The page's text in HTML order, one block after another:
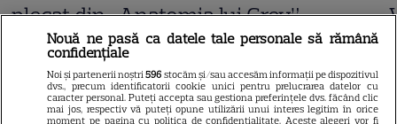
plecat din „Anatomia lui Grey”.
Discuția cu Shonda Rhimes
care a schimbat totul pentru
Cristina Yang
Nouă ne pasă ca datele tale personale să rămână
confidențiale
Noi și partenerii noștri596 stocăm și/sau accesăm informații pe dispozitivul
dvs., precum identificatorii cookie unici pentru prelucrarea datelor cu
caracter personal. Puteți accepta sau gestiona preferințele dvs. făcând clic
mai jos, respectiv vă puteți opune utilizării unui interes legitim în orice
moment pe pagina cu politica de confidențialitate. Aceste alegeri vor fi